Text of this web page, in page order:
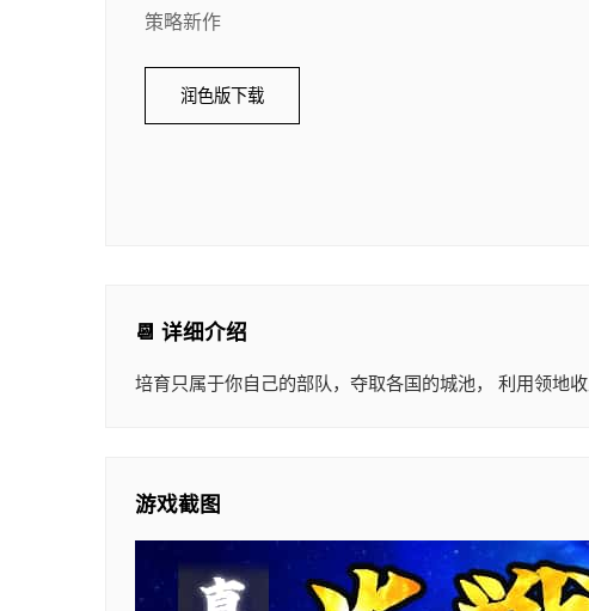
策略新作
润色版下载
📆 详细介绍
培育只属于你自己的部队，夺取各国的城池， 利用领地
游戏截图